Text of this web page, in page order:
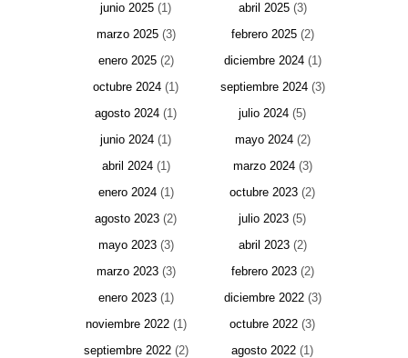
junio 2025 (1) abril 2025(3)
marzo 2025(3) febrero 2025(2)
enero 2025(2) diciembre 2024(1)
octubre 2024 (1) septiembre 2024(3)
agosto 2024 (1) julio 2024 (5)
junio 2024 (1) mayo 2024(2)
abril 2024(1) marzo 2024(3)
enero 2024(1) octubre 2023 (2)
agosto 2023 (2) julio 2023 (5)
mayo 2023(3) abril 2023(2)
marzo 2023(3) febrero 2023(2)
enero 2023(1) diciembre 2022(3)
noviembre 2022(1) octubre 2022 (3)
septiembre 2022(2) agosto 2022 (1)